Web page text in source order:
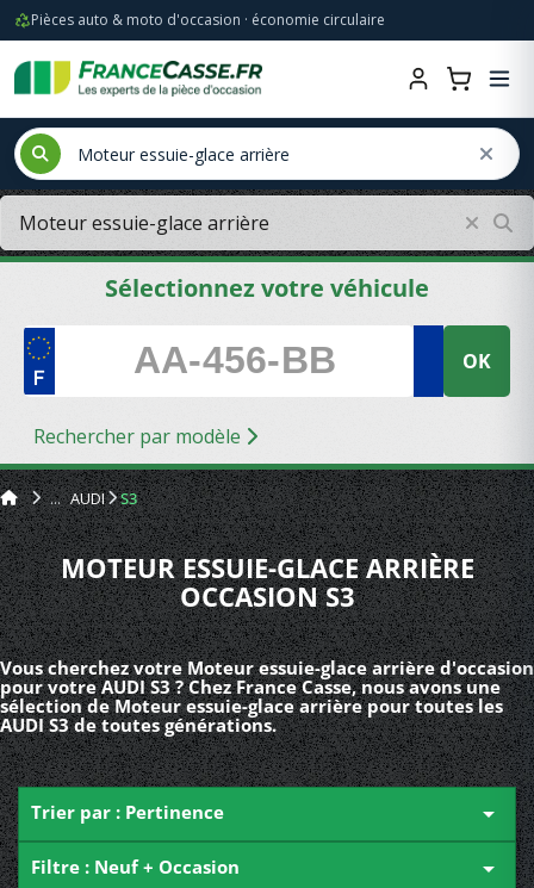
Pièces auto & moto d'occasion · économie circulaire
Sélectionnez votre véhicule
OK
Rechercher par modèle
AUDI S3
MOTEUR ESSUIE-GLACE ARRIÈRE
OCCASION S3
Vous cherchez votre Moteur essuie-glace arrière d'occasion
pour votre AUDI S3 ? Chez France Casse, nous avons une
sélection de Moteur essuie-glace arrière pour toutes les
AUDI S3 de toutes générations.
Trier par : Pertinence 
Filtre : Neuf + Occasion 